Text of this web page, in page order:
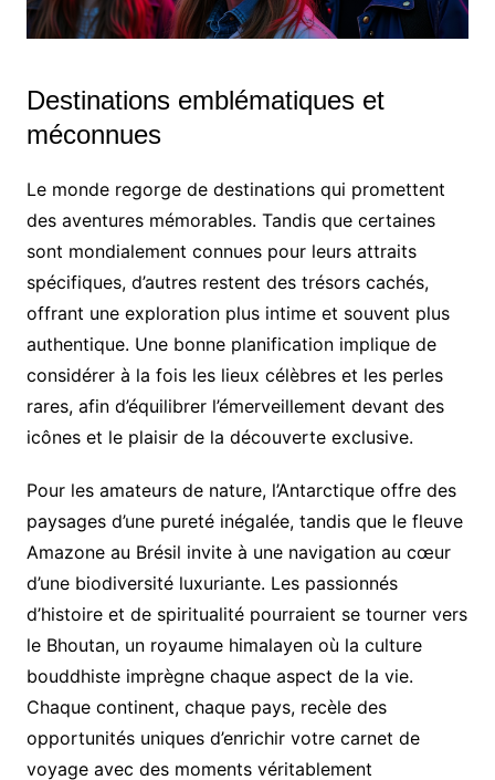
Destinations emblématiques et
méconnues
Le monde regorge de destinations qui promettent
des aventures mémorables. Tandis que certaines
sont mondialement connues pour leurs attraits
spécifiques, d’autres restent des trésors cachés,
offrant une exploration plus intime et souvent plus
authentique. Une bonne planification implique de
considérer à la fois les lieux célèbres et les perles
rares, afin d’équilibrer l’émerveillement devant des
icônes et le plaisir de la découverte exclusive.
Pour les amateurs de nature, l’Antarctique offre des
paysages d’une pureté inégalée, tandis que le fleuve
Amazone au Brésil invite à une navigation au cœur
d’une biodiversité luxuriante. Les passionnés
d’histoire et de spiritualité pourraient se tourner vers
le Bhoutan, un royaume himalayen où la culture
bouddhiste imprègne chaque aspect de la vie.
Chaque continent, chaque pays, recèle des
opportunités uniques d’enrichir votre carnet de
voyage avec des moments véritablement